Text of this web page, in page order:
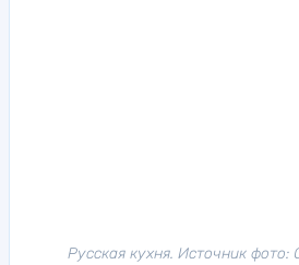
Русская кухня. Источник фото: